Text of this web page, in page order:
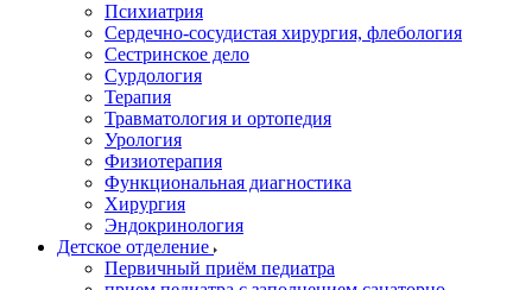
Психиатрия
Сердечно-сосудистая хирургия, флебология
Сестринское дело
Сурдология
Терапия
Травматология и ортопедия
Урология
Физиотерапия
Функциональная диагностика
Хирургия
Эндокринология
Детское отделение
Первичный приём педиатра